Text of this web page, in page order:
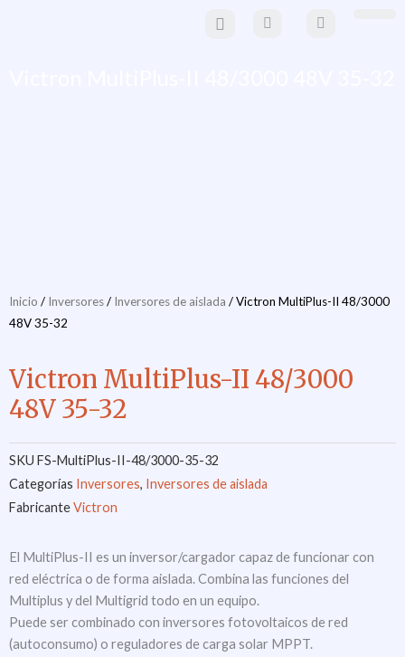
Inicio / Inversores/ Inversores de aislada / Victron MultiPlus-II 48/3000
48V 35-32
Victron MultiPlus-II 48/3000
48V 35-32
SKU FS-MultiPlus-II-48/3000-35-32
Categorías Inversores, Inversores de aislada
FabricanteVictron
El MultiPlus-II es un inversor/cargador capaz de funcionar con
red eléctrica o de forma aislada. Combina las funciones del
Multiplus y del Multigrid todo en un equipo.
Puede ser combinado con inversores fotovoltaicos de red
(autoconsumo) o reguladores de carga solar MPPT.